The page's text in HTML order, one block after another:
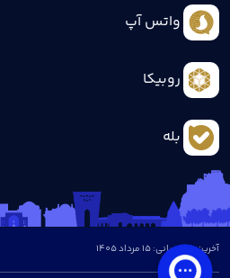
واتس آپ
روبیکا
بله
آخرین بروزرسانی: 15 مرداد 1405